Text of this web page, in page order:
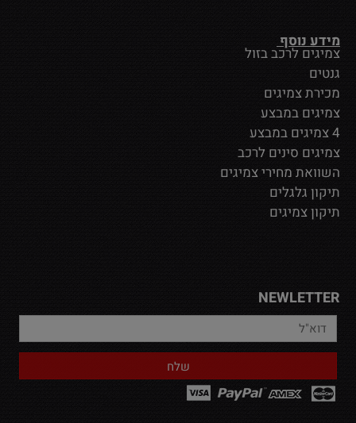
מידע נוסף
צמיגים לרכב בזול
גנטים
מכירת צמיגים
צמיגים במבצע
4 צמיגים במבצע
צמיגים סינים לרכב
השוואת מחירי צמיגים
תיקון גלגלים
תיקון צמיגים
NEWLETTER